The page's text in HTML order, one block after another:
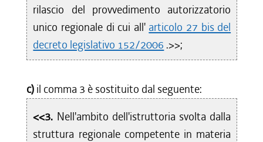
rilascio del provvedimento autorizzatorio
unico regionale di cui all' articolo 27 bis del
decreto legislativo 152/2006 .>>;
c) il comma 3 è sostituito dal seguente:
<<3. Nell'ambito dell'istruttoria svolta dalla
struttura regionale competente in materia